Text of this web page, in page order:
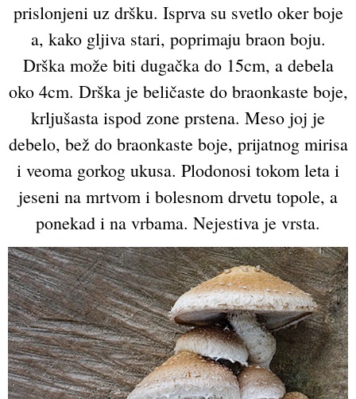
prislonjeni uz dršku. Isprva su svetlo oker boje
a, kako gljiva stari, poprimaju braon boju.
Drška može biti dugačka do 15cm, a debela
oko 4cm. Drška je beličaste do braonkaste boje,
krljušasta ispod zone prstena. Meso joj je
debelo, bež do braonkaste boje, prijatnog mirisa
i veoma gorkog ukusa. Plodonosi tokom leta i
jeseni na mrtvom i bolesnom drvetu topole, a
ponekad i na vrbama. Nejestiva je vrsta.